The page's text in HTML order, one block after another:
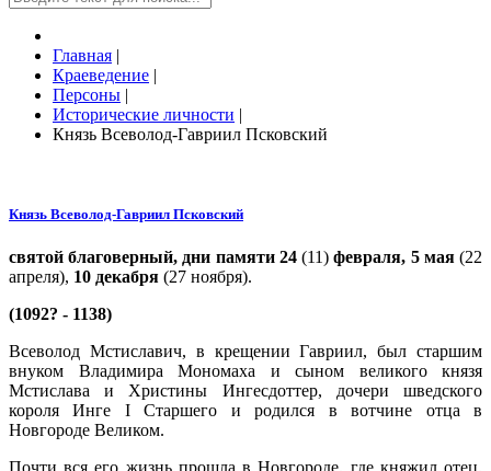
Главная |
Краеведение |
Персоны |
Исторические личности |
Князь Всеволод-Гавриил Псковский
Князь Всеволод-Гавриил Псковский
святой благоверный, дни памяти 24(11) февраля, 5 мая(22
апреля), 10 декабря (27 ноября).
(1092? - 1138)
Всеволод Мстиславич, в крещении Гавриил, был старшим
внуком Владимира Мономаха и сыном великого князя
Мстислава и Христины Ингесдоттер, дочери шведского
короля Инге I Старшего и родился в вотчине отца в
Новгороде Великом.